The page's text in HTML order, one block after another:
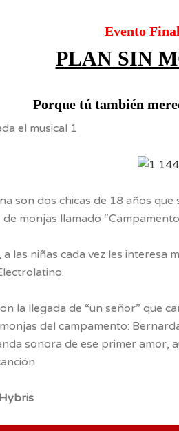
Evento
PLAN SIN
Porque tú también
son dos chicas de 18 años
monjas llamado “Campamento
las niñas cada vez les interesa
la llegada de “un señor” que
del campamento:
sonora de ese primer amor,
Hybris